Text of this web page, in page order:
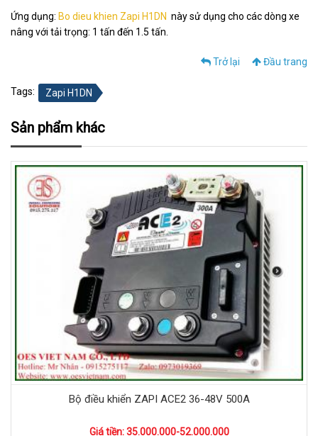
Ứng dụng: Bo dieu khien Zapi H1DN này sử dụng cho các dòng xe
nâng với tải trọng: 1 tấn đến 1.5 tấn.
Trở lại Đầu trang
Tags: Zapi H1DN
Sản phẩm khác
Bộ điều khiển ZAPI ACE2 36-48V 500A
Giá tiền: 35.000.000-52.000.000